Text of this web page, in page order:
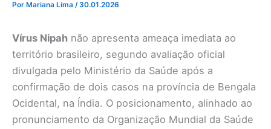
Por Mariana Lima /30.01.2026
Vírus Nipah não apresenta ameaça imediata ao
território brasileiro, segundo avaliação oficial
divulgada pelo Ministério da Saúde após a
confirmação de dois casos na província de Bengala
Ocidental, na Índia. O posicionamento, alinhado ao
pronunciamento da Organização Mundial da Saúde